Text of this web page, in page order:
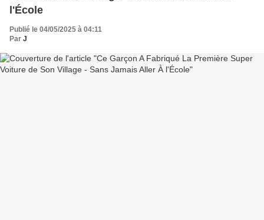
l'École
Publié le 04/05/2025 à 04:11
Par J